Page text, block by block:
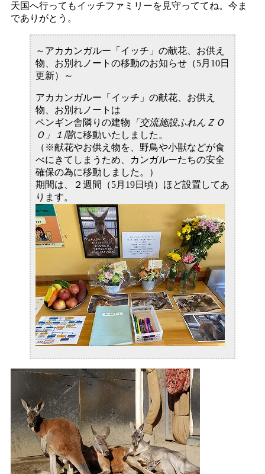
天国へ行ってもイッチファミリーを見守っててね。今ま
でありがとう。
～アカカンガルー「イッチ」の献花、お供え
物、お別れノートの移動のお知らせ（5月10日
更新）～
アカカンガルー「イッチ」の献花、お供え
物、お別れノートは
ペンギン舎隣りの建物 「交流施設ふれんＺＯ
Ｏ」１階に移動いたしました。
（※献花やお供え物を、野鳥や小獣などが食
べにきてしまうため、カンガルーたちの安全
確保の為に移動しました。）
期間は、２週間（5月19日頃）ほど設置してあ
ります。